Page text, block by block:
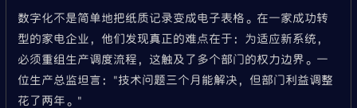
数字化不是简单地把纸质记录变成电子表格。在一家成功转
型的家电企业，他们发现真正的难点在于：为适应新系统，
必须重组生产调度流程，这触及了多个部门的权力边界。一
位生产总监坦言："技术问题三个月能解决，但部门利益调整
花了两年。"